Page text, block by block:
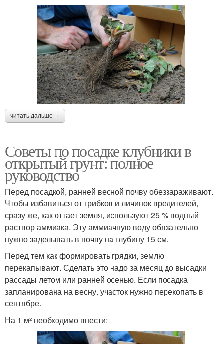
читать дальше →
Советы по посадке клубники в
открытый грунт: полное
руководство
Перед посадкой, ранней весной почву обеззараживают.
Чтобы избавиться от грибков и личинок вредителей,
сразу же, как оттает земля, используют 25 % водный
раствор аммиака. Эту аммиачную воду обязательно
нужно заделывать в почву на глубину 15 см.
Перед тем как формировать грядки, землю
перекапывают. Сделать это надо за месяц до высадки
рассады летом или ранней осенью. Если посадка
запланирована на весну, участок нужно перекопать в
сентябре.
На 1 м² необходимо внести: